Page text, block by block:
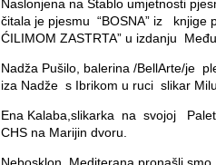
Naslonjena na Stablo umjetnosti
čitala je pjesmu “BOSNA” iz knjige
ĆILIMOM ZASTRTA” u izdanju
Nadža Pušilo, balerina /BellArte/je
iza Nadže s Ibrikom u ruci slikar
Ena Kalaba,slikarka na svojoj
CHS na Marijin dvoru.